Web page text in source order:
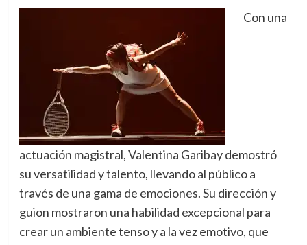
Con una
actuación magistral, Valentina Garibay demostró
su versatilidad y talento, llevando al público a
través de una gama de emociones. Su dirección y
guion mostraron una habilidad excepcional para
crear un ambiente tenso y a la vez emotivo, que